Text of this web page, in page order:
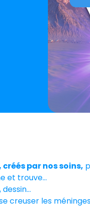
créés par nos soins,
et trouve…
creuser les